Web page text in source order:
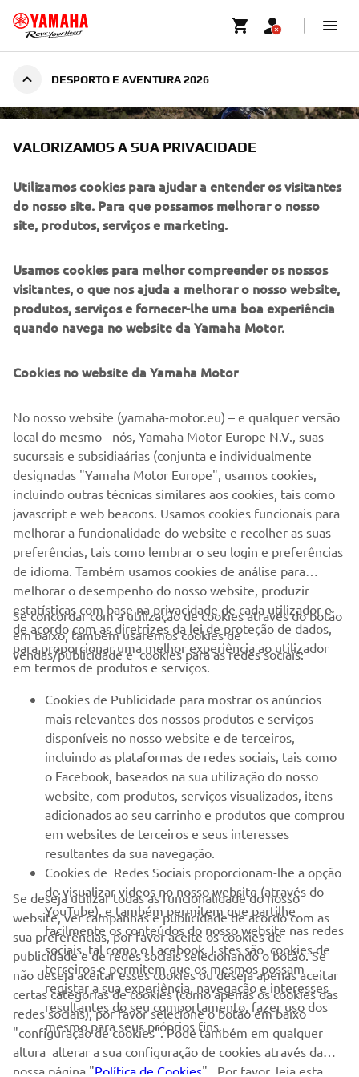
DESPORTO E AVENTURA 2026
DESPORTO E AVENTURA
Preenche abaixo os teus dados e recebe o catálogo por
email.
DESCULPE! ESTE EVENTO ESTÁ
Por favor visite nosso site para verificar quando serão os
IR PARA O CALENDÁRIO DE EVENTOS
EMPRESA
PARA EMPRESAS
MAIS YAMAHA
SERVIÇO E SUPORTE
NEWSLETTER
Seja o primeiro a saber das últimas ofertas, eventos especiais,
novos lançamentos e muito mais
SUBSCREVER
Leia a nossa Política de Privacidade para saber como processamos
os seus dados pessoais:Politica de Privacidade
Portugal (Portuguese)
VALORIZAMOS A SUA PRIVACIDADE
Utilizamos cookies para ajudar a entender os visitantes
do nosso site. Para que possamos melhorar o nosso
site, produtos, serviços e marketing.
Usamos cookies para melhor compreender os nossos
visitantes, o que nos ajuda a melhorar o nosso website,
produtos, serviços e fornecer-lhe uma boa experiência
quando navega no website da Yamaha Motor.
Cookies no website da Yamaha Motor
No nosso website (yamaha-motor.eu) – e qualquer versão
local do mesmo - nós, Yamaha Motor Europe N.V., suas
sucursais e subsidiaárias (conjunta e individualmente
designadas "Yamaha Motor Europe", usamos cookies,
incluindo outras técnicas similares aos cookies, tais como
javascript e web beacons. Usamos cookies funcionais para
melhorar a funcionalidade do website e recolher as suas
preferências, tais como lembrar o seu login e preferências
de idioma. Também usamos cookies de análise para
melhorar o desempenho do nosso website, produzir
estatísticas com base na privacidade de cada utilizador e
de acordo com as diretrizes da lei de proteção de dados,
para proporcionar uma melhor experiência ao utilizador
em termos de produtos e serviços.
Se concordar com a utilização de cookies através do botão
em baixo, também usaremos cookies de
vendas/publicidade e cookies para as redes sociais:
Cookies de Publicidade para mostrar os anúncios
mais relevantes dos nossos produtos e serviços
disponíveis no nosso website e de terceiros,
incluindo as plataformas de redes sociais, tais como
o Facebook, baseados na sua utilização do nosso
website, com produtos, serviços visualizados, itens
adicionados ao seu carrinho e produtos que comprou
em websites de terceiros e seus interesses
resultantes da sua navegação.
Cookies de Redes Sociais proporcionam-lhe a opção
de visualizar videos no nosso website (através do
YouTube), e também permitem que partilhe
facilmente os conteúdos do nosso website nas redes
sociais, tal como o Facebook. Estes são cookies de
terceiros e permitem que os mesmos possam
registar a sua experiência, navegação e interesses
resultantes do seu comportamento, fazer uso dos
mesmo para seus próprios fins.
Se deseja utilizar todas as funcionalidade do nosso
website, ver campanhas e publicidade de acordo com as
sua preferências, por favor aceite os cookies de
publicidade e de redes sociais selecionando o botão. Se
não deseja aceitar esses cookies ou deseja apenas aceitar
certas categorias de cookies (como apenas os cookies das
redes sociais), por favor selecione o botão em baixo
"configuração de cookies". Pode também em qualquer
altura alterar a sua configuração de cookies através da
nossa página "Política de Cookies" . Por favor, leia esta